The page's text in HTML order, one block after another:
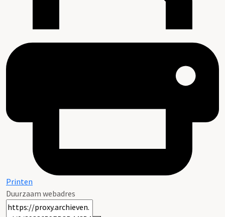
Printen
Duurzaam webadres